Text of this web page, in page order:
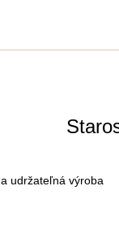
a udržateľná výroba